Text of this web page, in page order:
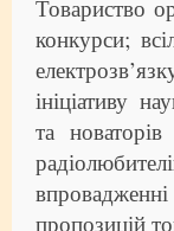
Товариство
конкурси;
ініціативу
та
пропозицій